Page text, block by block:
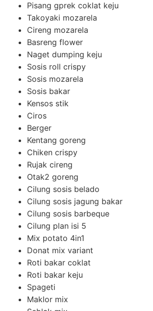
Pisang gprek coklat keju
Takoyaki mozarela
Cireng mozarela
Basreng flower
Naget dumping keju
Sosis roll crispy
Sosis mozarela
Sosis bakar
Kensos stik
Ciros
Berger
Kentang goreng
Chiken crispy
Rujak cireng
Otak2 goreng
Cilung sosis belado
Cilung sosis jagung bakar
Cilung sosis barbeque
Cilung plan isi 5
Mix potato 4in1
Donat mix variant
Roti bakar coklat
Roti bakar keju
Spageti
Maklor mix